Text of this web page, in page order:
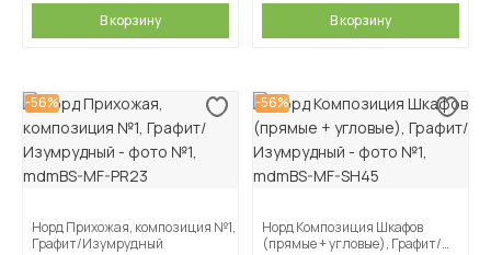
В корзину В корзину
-56%
Норд Прихожая, композиция №1,
Графит/Изумрудный
-56%
Норд Композиция Шкафов
(прямые + угловые), Графит/